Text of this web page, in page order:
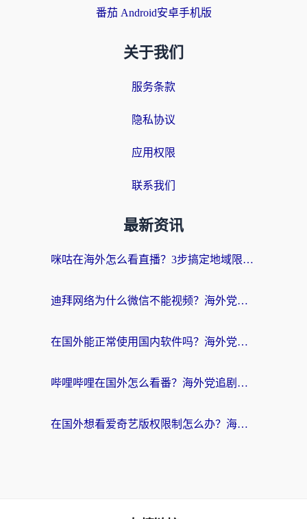
番茄 Android安卓手机版
关于我们
服务条款
隐私协议
应用权限
联系我们
最新资讯
咪咕在海外怎么看直播？3步搞定地域限制，还能畅看腾讯视频与国内热剧
迪拜网络为什么微信不能视频？海外党必看的回国加速全攻略
在国外能正常使用国内软件吗？海外党亲测有效的无缝访问指南
哔哩哔哩在国外怎么看番？海外党追剧看片的终极解决方案
在国外想看爱奇艺版权限制怎么办？海外华人必看的追剧自由指南